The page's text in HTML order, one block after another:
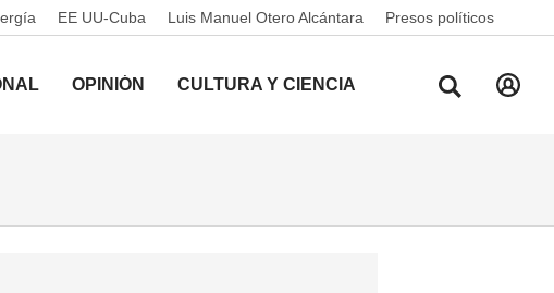
EE UU-Cuba Luis Manuel Otero Alcántara Presos políticos
OPINIÓN CULTURA Y CIENCIA